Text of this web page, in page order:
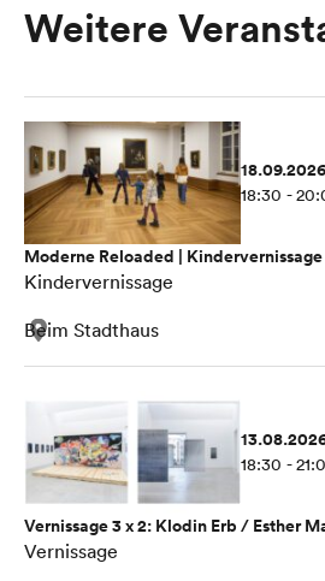
Weitere
18.09.2026
18:30 -
Moderne Reloaded | Kindervernissage
Kindervernissage
Beim Stadthaus
18:30 -
Vernissage 3 x 2: Klodin Erb / Esther
Vernissage